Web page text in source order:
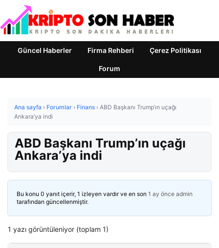
Güncel Haberler Firma Rehberi Çerez Politikası
Forum
Ana sayfa › Forumlar › Finans › ABD Başkanı Trump’ın uçağı
Ankara’ya indi
ABD Başkanı Trump’ın uçağı
Ankara’ya indi
Bu konu 0 yanıt içerir, 1 izleyen vardır ve en son 1 ay önce admin
tarafından güncellenmiştir.
1 yazı görüntüleniyor (toplam 1)